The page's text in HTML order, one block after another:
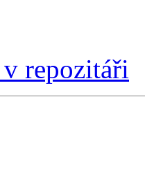
repozitáři